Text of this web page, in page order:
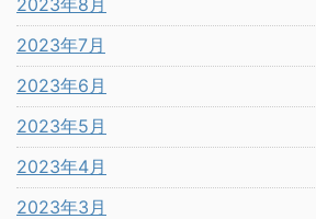
2023年8月
2023年7月
2023年6月
2023年5月
2023年4月
2023年3月